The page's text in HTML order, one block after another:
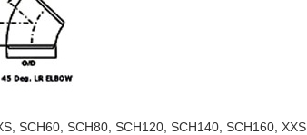
SCH60, SCH80, SCH120, SCH140, SCH160, XXS